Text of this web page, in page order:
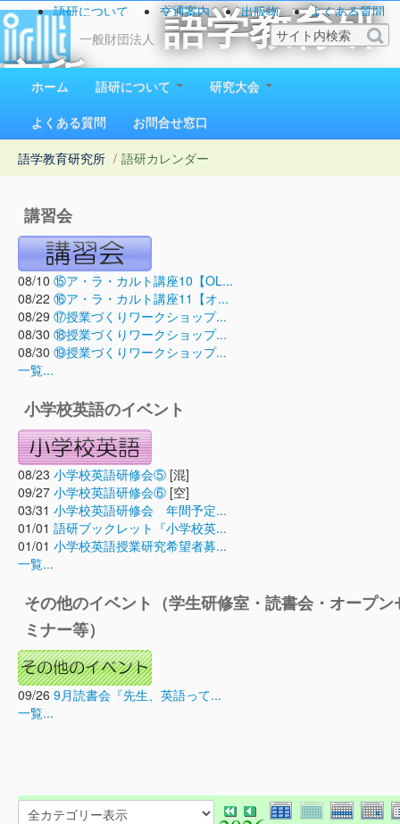
一般財団法人
語学教育研
究所
1923（大正12）年創立
語研について 交通案内 出版物
よくある質問
お問い合わせ
ホーム 語研について
研究大会
よくある質問
お問合せ窓口
語学教育研究所 / 語研カレンダー
講習会
08/10 ⑮ア・ラ・カルト講座10【OL...
08/22 ⑯ア・ラ・カルト講座11【オ...
08/29 ⑰授業づくりワークショップ...
08/30 ⑱授業づくりワークショップ...
08/30 ⑲授業づくりワークショップ...
一覧...
小学校英語のイベント
08/23 小学校英語研修会⑤ [混]
09/27 小学校英語研修会⑥ [空]
03/31 小学校英語研修会 年間予定...
01/01 語研ブックレット『小学校英...
01/01 小学校英語授業研究希望者募...
一覧...
その他のイベント（学生研修室・読書会・オープン
ミナー等）
09/26 9月読書会『先生、英語って...
一覧...